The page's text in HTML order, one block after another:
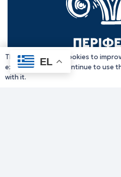
EL
This website uses cookies to
experience. If you continue to use
with it.